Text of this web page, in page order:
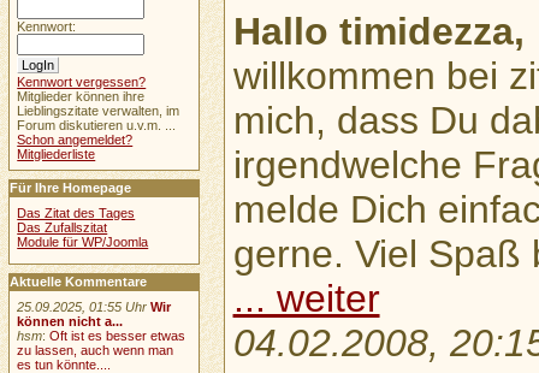
Hallo timidezza,
willkommen bei
mich, dass Du
irgendwelche
melde Dich
gerne. Viel Spaß
... weiter
04.02.2008,
Kennwort:
Kennwort vergessen?
Mitglieder können ihre
Lieblingszitate verwalten, im
Forum diskutieren u.v.m. ...
Schon angemeldet?
Mitgliederliste
Für Ihre Homepage
Das Zitat des Tages
Das Zufallszitat
Module für WP/Joomla
Aktuelle Kommentare
25.09.2025, 01:55 Uhr Wir
können nicht a...
hsm:Oft ist es besser etwas
zu lassen, auch wenn man
es tun könnte....